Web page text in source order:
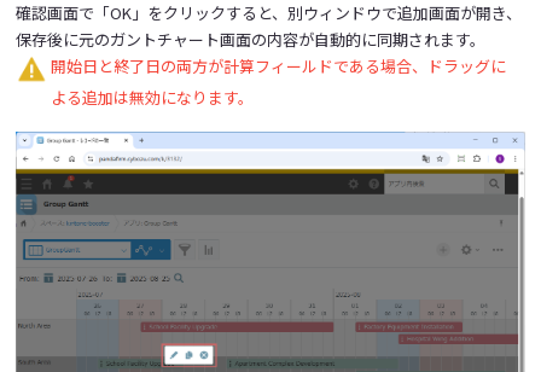
確認画面で「OK」をクリックすると、別ウィンドウで追加画面が開き、
保存後に元のガントチャート画面の内容が自動的に同期されます。
開始日と終了日の両方が計算フィールドである場合、ドラッグに
よる追加は無効になります。